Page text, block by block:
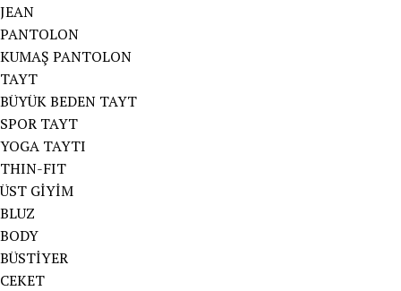
JEAN
PANTOLON
KUMAŞ PANTOLON
TAYT
BÜYÜK BEDEN TAYT
SPOR TAYT
YOGA TAYTI
THIN-FIT
ÜST GİYİM
BLUZ
BODY
BÜSTİYER
CEKET